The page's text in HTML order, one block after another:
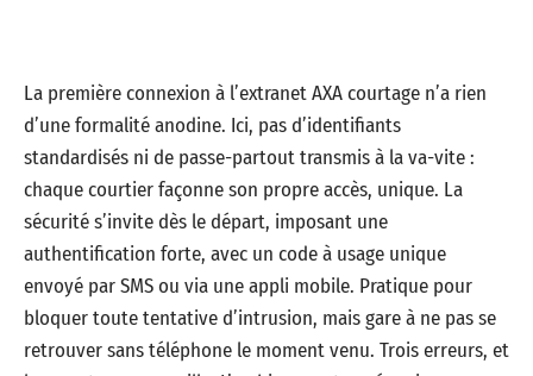
La première connexion à l’extranet AXA courtage n’a rien
d’une formalité anodine. Ici, pas d’identifiants
standardisés ni de passe-partout transmis à la va-vite :
chaque courtier façonne son propre accès, unique. La
sécurité s’invite dès le départ, imposant une
authentification forte, avec un code à usage unique
envoyé par SMS ou via une appli mobile. Pratique pour
bloquer toute tentative d’intrusion, mais gare à ne pas se
retrouver sans téléphone le moment venu. Trois erreurs, et